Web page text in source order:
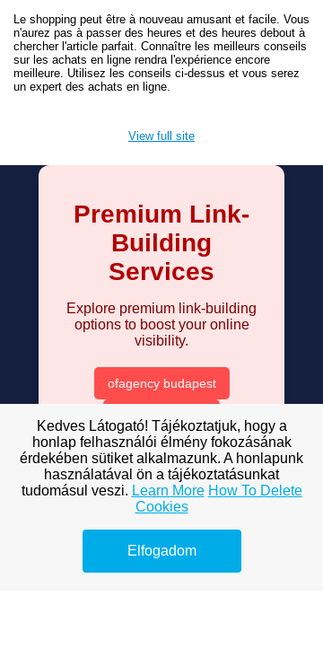
Le shopping peut être à nouveau amusant et facile. Vous
n'aurez pas à passer des heures et des heures debout à
chercher l'article parfait. Connaître les meilleurs conseils
sur les achats en ligne rendra l'expérience encore
meilleure. Utilisez les conseils ci-dessus et vous serez
un expert des achats en ligne.
View full site
Premium Link-
Building
Services
Explore premium link-building
options to boost your online
visibility.
ofagency budapest
of BP agency
onlyfans budapest
cégek átalánydíjas képviselet
követelésbehajtás
cégalapítás
Kedves Látogató! Tájékoztatjuk, hogy a
honlap felhasználói élmény fokozásának
érdekében sütiket alkalmazunk. A honlapunk
használatával ön a tájékoztatásunkat
tudomásul veszi. Learn More How To Delete
Cookies
Elfogadom